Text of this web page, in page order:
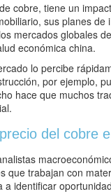
cobre, tiene un
sus planes
mercados globales
económica china.
lo percibe
por ejemplo,
hace que muchos
del cobre
que trabajan con
identificar